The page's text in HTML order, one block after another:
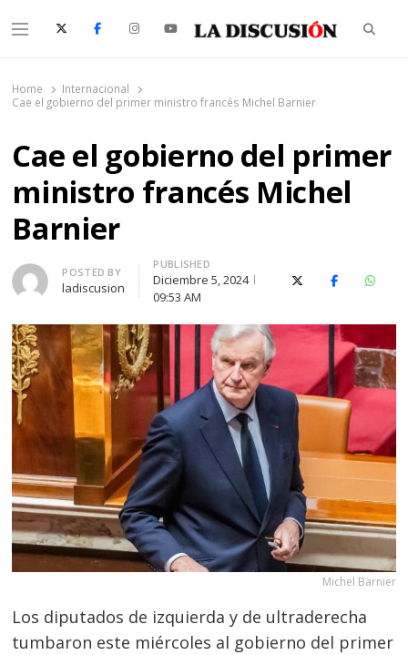
Menu
Home
Internacional
Cae el gobierno del primer ministro francés Michel Barnier
Cae el gobierno del primer
ministro francés Michel
Barnier
Author
POSTED BY
ladiscusion
PUBLISHED
Diciembre 5, 2024
09:53 AM
X (Twitter)Facebook
Michel Barnier
Los diputados de izquierda y de ultraderecha
tumbaron este miércoles al gobierno del primer